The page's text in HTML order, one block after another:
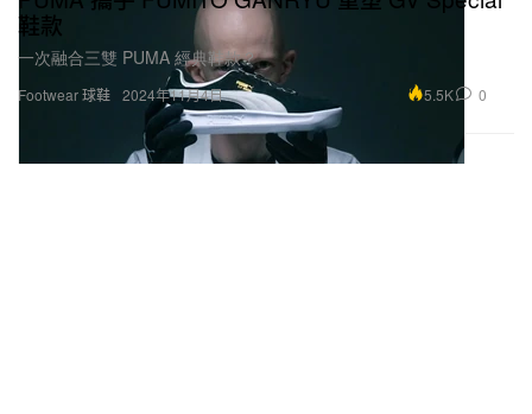
Footwear 球鞋
鞋款
一次融合三雙 PUMA 經典鞋款？
2024年11月4日 5.5K 0